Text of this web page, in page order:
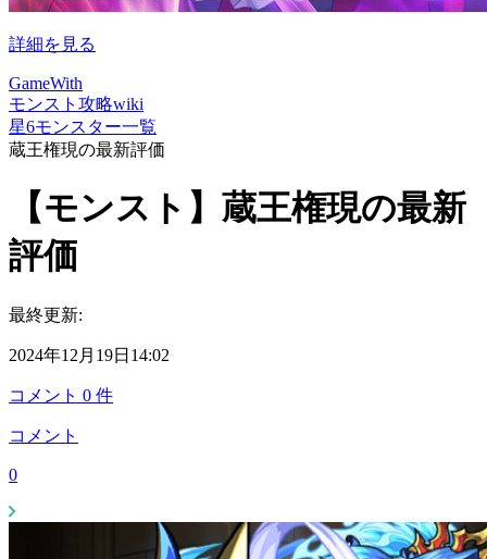
詳細を見る
GameWith
モンスト攻略wiki
星6モンスター一覧
蔵王権現の最新評価
【モンスト】蔵王権現の最新
評価
最終更新:
2024年12月19日14:02
コメント 0 件
コメント
0